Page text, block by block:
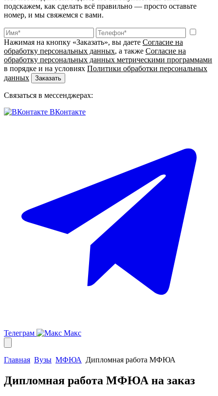
подскажем, как сделать всё правильно — просто оставьте
номер, и мы свяжемся с вами.
Нажимая на кнопку «Заказать», вы даете Согласие на
обработку персональных данных, а также Согласие на
обработку персональных данных метрическими программами
в порядке и на условиях Политики обработки персональных
данных
Заказать
Связаться в мессенджерах:
ВКонтакте
Телеграм Макс
Главная Вузы МФЮА Дипломная работа МФЮА
Дипломная работа МФЮА на заказ